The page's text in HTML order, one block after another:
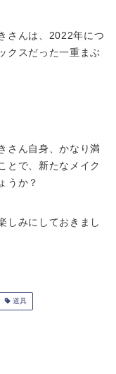
さんは、2022年につ
クスだった一重まぶ
さん自身、かなり満
とで、新たなメイク
うか？
しみにしておきまし
道具